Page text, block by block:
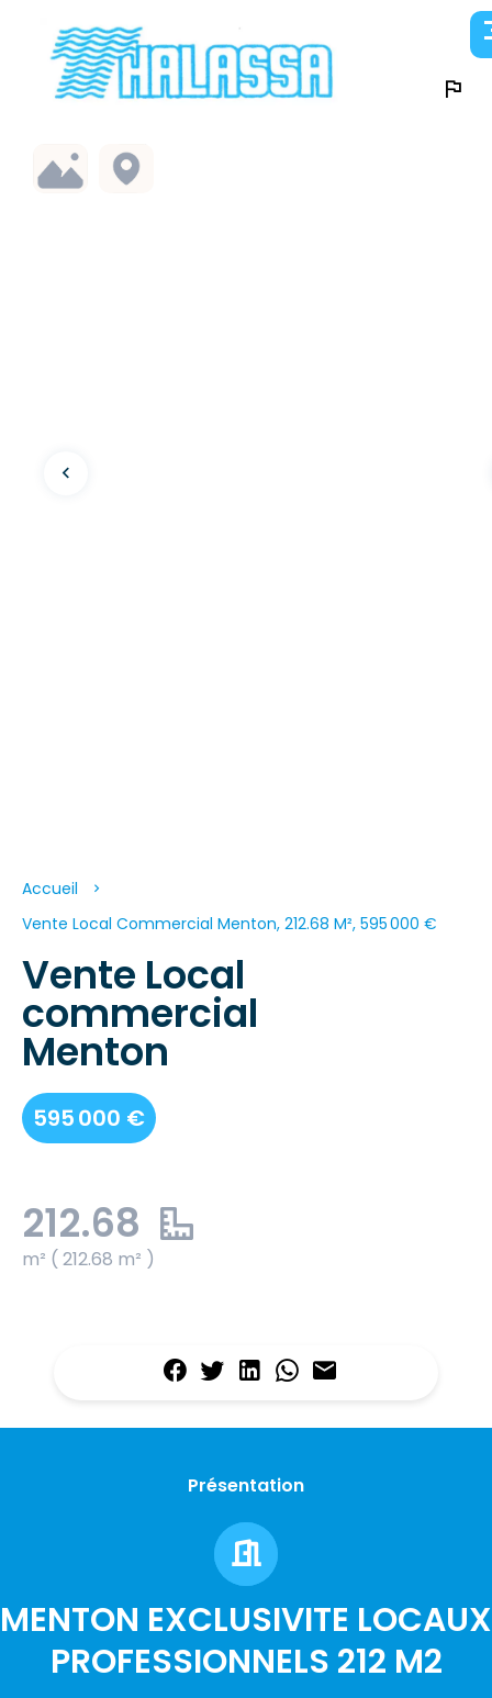
Accueil
Vente Local Commercial Menton, 212.68 M², 595 000 €
Vente Local
commercial
Menton
595 000 €
212.68
m² ( 212.68 m² )
Présentation
MENTON EXCLUSIVITE LOCAUX
PROFESSIONNELS 212 M2